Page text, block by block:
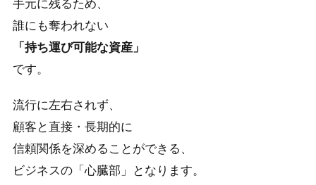
手元に残るため、
誰にも奪われない
「持ち運び可能な資産」
です。
流行に左右されず、
顧客と直接・長期的に
信頼関係を深めることができる、
ビジネスの「心臓部」となります。